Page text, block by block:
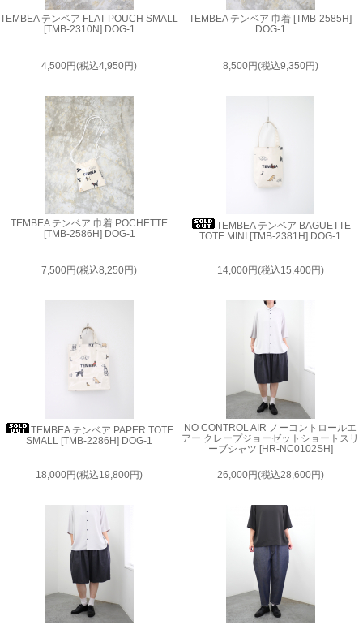
TEMBEA テンベア FLAT POUCH SMALL
[TMB-2310N] DOG-1
4,500円(税込4,950円)
TEMBEA テンベア 巾着 [TMB-2585H]
DOG-1
8,500円(税込9,350円)
TEMBEA テンベア 巾着 POCHETTE
[TMB-2586H] DOG-1
7,500円(税込8,250円)
TEMBEA テンベア BAGUETTE
TOTE MINI [TMB-2381H] DOG-1
14,000円(税込15,400円)
TEMBEA テンベア PAPER TOTE
SMALL [TMB-2286H] DOG-1
18,000円(税込19,800円)
NO CONTROL AIR ノーコントロールエ
アー クレープジョーゼットショートスリ
ーブシャツ [HR-NC0102SH]
26,000円(税込28,600円)